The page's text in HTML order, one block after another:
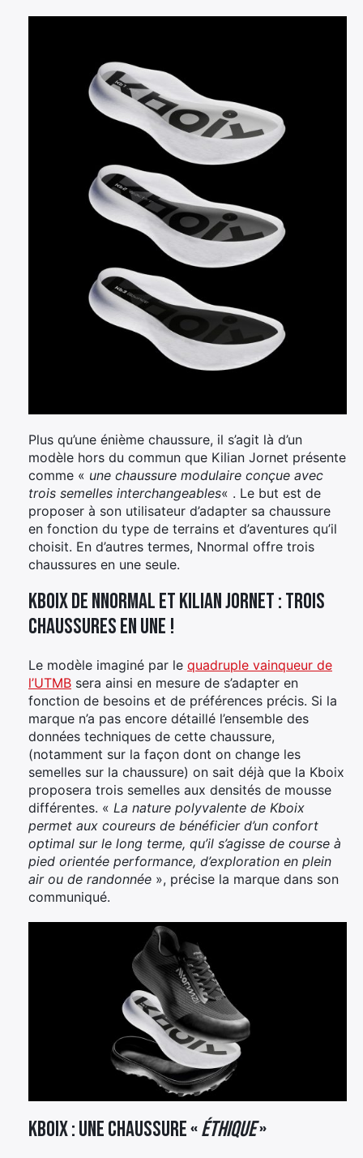
Plus qu’une énième chaussure, il s’agit là d’un
modèle hors du commun que Kilian Jornet présente
comme « une chaussure modulaire conçue avec
trois semelles interchangeables« . Le but est de
proposer à son utilisateur d’adapter sa chaussure
en fonction du type de terrains et d’aventures qu’il
choisit. En d’autres termes, Nnormal offre trois
chaussures en une seule.
Kboix de Nnormal et Kilian Jornet : trois
chaussures en une !
Le modèle imaginé par le quadruple vainqueur de
l’UTMB sera ainsi en mesure de s’adapter en
fonction de besoins et de préférences précis. Si la
marque n’a pas encore détaillé l’ensemble des
données techniques de cette chaussure,
(notamment sur la façon dont on change les
semelles sur la chaussure) on sait déjà que la Kboix
proposera trois semelles aux densités de mousse
différentes. « La nature polyvalente de Kboix
permet aux coureurs de bénéficier d’un confort
optimal sur le long terme, qu’il s’agisse de course à
pied orientée performance, d’exploration en plein
air ou de randonnée », précise la marque dans son
communiqué.
Kboix : une chaussure «éthique»